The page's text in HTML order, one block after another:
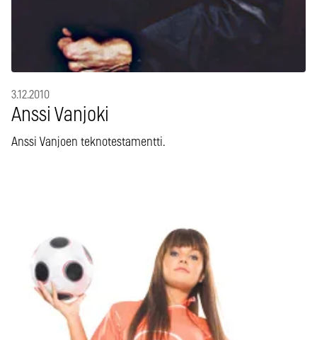
3.12.2010
Anssi Vanjoki
Anssi Vanjoen teknotestamentti.